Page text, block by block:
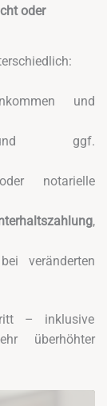
oder
und
ggf.
notarielle
,
veränderten
– inklusive
überhöhter